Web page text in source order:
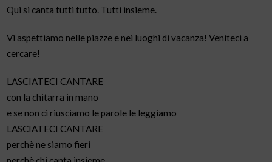
Qui si canta tutti tutto. Tutti insieme.
Vi aspettiamo nelle piazze e nei luoghi di vacanza! Veniteci a
cercare!
LASCIATECI CANTARE
con la chitarra in mano
e se non ci riusciamo le parole le leggiamo
LASCIATECI CANTARE
perchè ne siamo fieri